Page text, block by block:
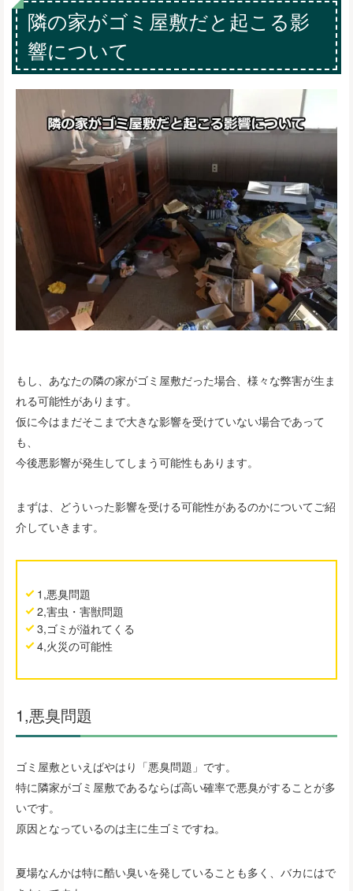
隣の家がゴミ屋敷だと起こる影
響について
もし、あなたの隣の家がゴミ屋敷だった場合、様々な弊害が生ま
れる可能性があります。
仮に今はまだそこまで大きな影響を受けていない場合であって
も、
今後悪影響が発生してしまう可能性もあります。
まずは、どういった影響を受ける可能性があるのかについてご紹
介していきます。
1,悪臭問題
2,害虫・害獣問題
3,ゴミが溢れてくる
4,火災の可能性
1,悪臭問題
ゴミ屋敷といえばやはり「悪臭問題」です。
特に隣家がゴミ屋敷であるならば高い確率で悪臭がすることが多
いです。
原因となっているのは主に生ゴミですね。
夏場なんかは特に酷い臭いを発していることも多く、バカにはで